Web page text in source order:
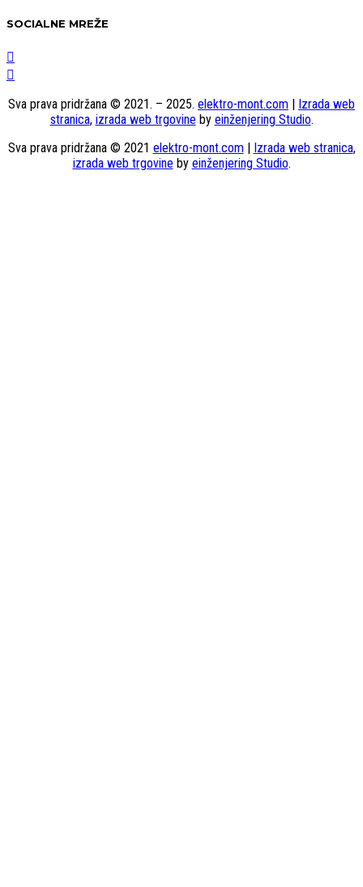
SOCIALNE MREŽE
Sva prava pridržana © 2021. – 2025. elektro-mont.com | Izrada web
stranica, izrada web trgovine by einženjering Studio.
Sva prava pridržana © 2021 elektro-mont.com| Izrada web stranica,
izrada web trgovine by einženjering Studio.